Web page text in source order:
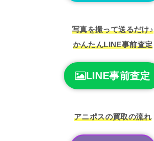
写真を撮って送るだけ♪
かんたんLINE事前査定
LINE事前査定
アニポスの買取の流れ